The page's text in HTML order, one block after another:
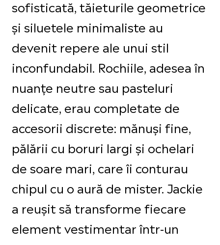
sofisticată, tăieturile geometrice
și siluetele minimaliste au
devenit repere ale unui stil
inconfundabil. Rochiile, adesea în
nuanțe neutre sau pasteluri
delicate, erau completate de
accesorii discrete: mănuși fine,
pălării cu boruri largi și ochelari
de soare mari, care îi conturau
chipul cu o aură de mister. Jackie
a reușit să transforme fiecare
element vestimentar într-un